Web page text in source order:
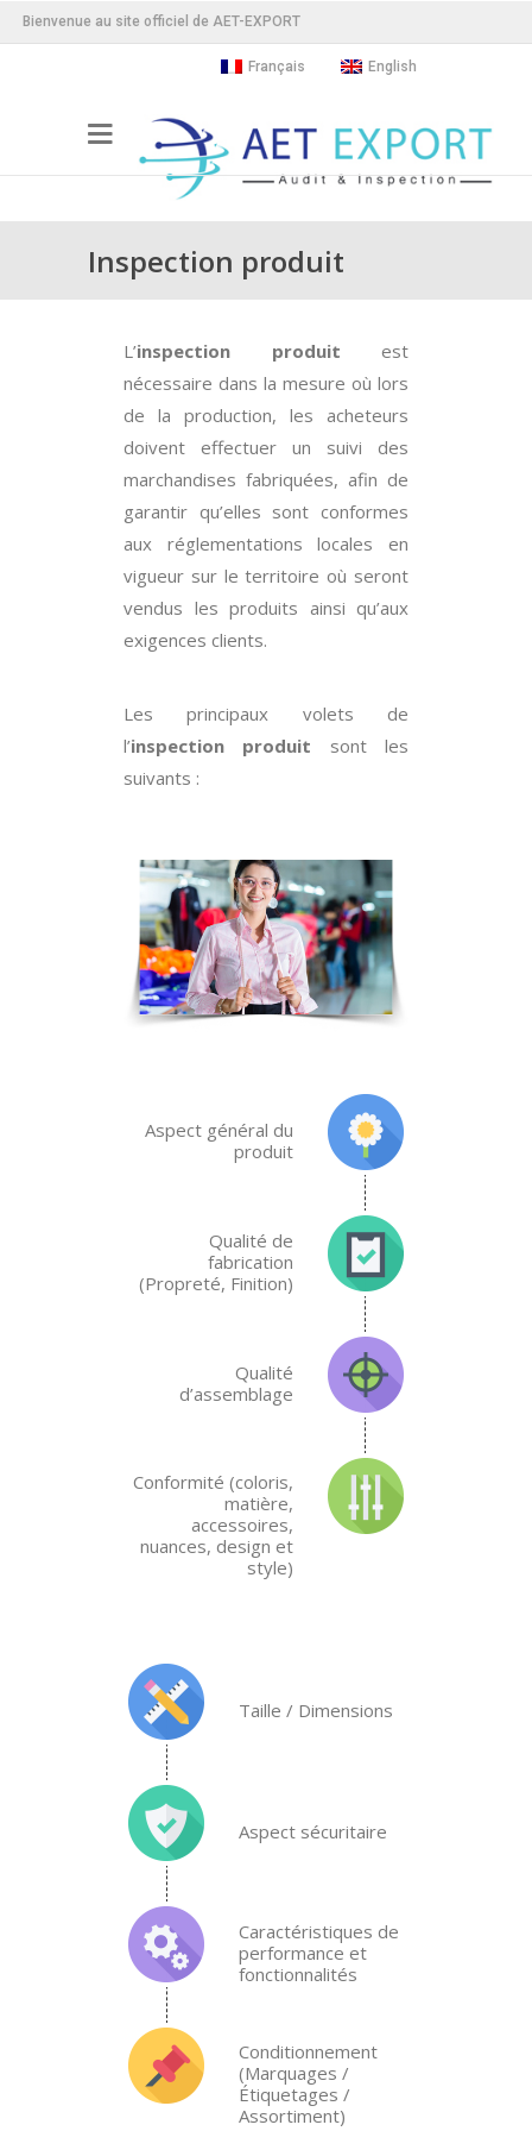
Bienvenue au site officiel de AET-EXPORT
Français English
Inspection produit
L’inspection produit est
nécessaire dans la mesure où lors
de la production, les acheteurs
doivent effectuer un suivi des
marchandises fabriquées, afin de
garantir qu’elles sont conformes
aux réglementations locales en
vigueur sur le territoire où seront
vendus les produits ainsi qu’aux
exigences clients.
Les principaux volets de
l’inspection produit sont les
suivants :
Aspect général du
produit
Qualité de
fabrication
(Propreté, Finition)
Qualité
d’assemblage
Conformité (coloris,
matière,
accessoires,
nuances, design et
style)
Taille / Dimensions
Aspect sécuritaire
Caractéristiques de
performance et
fonctionnalités
Conditionnement
(Marquages /
Étiquetages /
Assortiment)